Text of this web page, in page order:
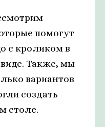
помогут
с кроликом в
Также, мы
вариантов
создать
столе.